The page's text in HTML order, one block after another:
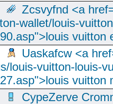
Zcsvyfnd <a
wallet/louis-
vuitton
Uaskafcw <a
louis-vuitton-louis-
vuitton
CypeZerve